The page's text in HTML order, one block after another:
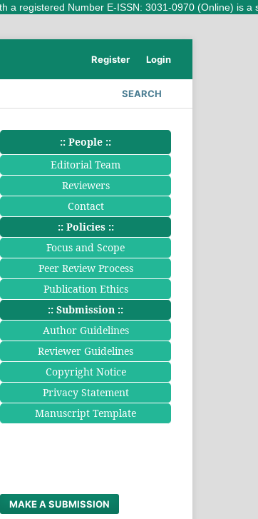
Number E-ISSN: 3031-0970 (Online) is a
SEARCH
Register Login
:: People ::
Editorial Team
Reviewers
Contact
:: Policies ::
Focus and Scope
Peer Review Process
Publication Ethics
:: Submission ::
Author Guidelines
Reviewer Guidelines
Copyright Notice
Privacy Statement
Manuscript Template
MAKE A SUBMISSION